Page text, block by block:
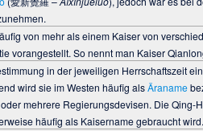
von mehr als einem Kaiser von
vorangestellt. So nennt man Kaiser
in der jeweiligen Herrschaftszeit
wird sie im Westen häufig alsÄraname
mehrere Regierungsdevisen. Die Qing-
häufig als Kaisername gebraucht wird.